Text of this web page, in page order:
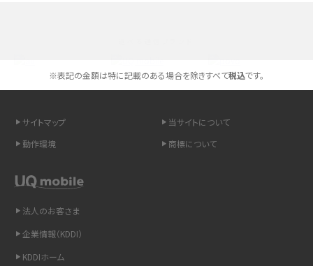
LINEの引き継ぎ方法は？対象データや事前準備・条件・注意点などを解説
LINEの通知がこない時の原因と対処法9選！設定の確認手順も解説
非通知設定とは？184で電話をかける方法やiPhone・Androidの設定を解説
※表記の金額は特に記載のある場合を除きすべて税込です。
サイトマップ
当サイトについて
動作環境
商標について
法人のお客さま
企業情報（KDDI）
KDDIホーム